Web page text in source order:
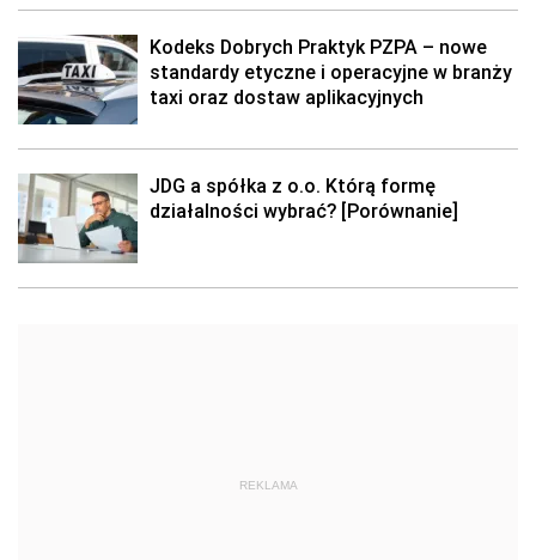
Kodeks Dobrych Praktyk PZPA – nowe
standardy etyczne i operacyjne w branży
taxi oraz dostaw aplikacyjnych
JDG a spółka z o.o. Którą formę
działalności wybrać? [Porównanie]
REKLAMA